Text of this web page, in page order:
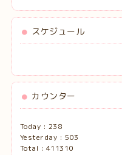
スケジュール
カウンター
Today : 238
Yesterday : 503
Total : 411310